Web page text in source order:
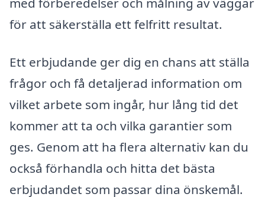
för att säkerställa ett felfritt resultat.
Ett erbjudande ger dig en chans att ställa
frågor och få detaljerad information om
vilket arbete som ingår, hur lång tid det
kommer att ta och vilka garantier som
ges. Genom att ha flera alternativ kan du
också förhandla och hitta det bästa
erbjudandet som passar dina önskemål.